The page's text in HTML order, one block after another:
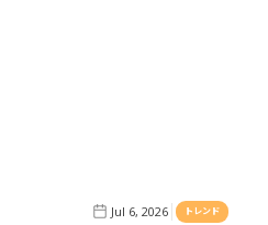
Jul 6, 2026 トレンド